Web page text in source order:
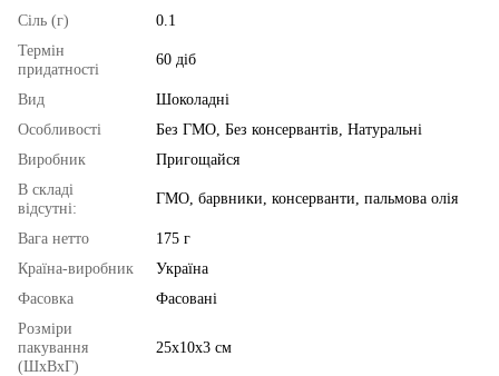
Сіль (г)
0.1
Термін
придатності
60 діб
Вид
Шоколадні
Особливості
Без ГМО, Без консервантів, Натуральні
Виробник
Пригощайся
В складі
відсутні:
ГМО, барвники, консерванти, пальмова олія
Вага нетто
175 г
Країна-виробник
Україна
Фасовка
Фасовані
Розміри
пакування
(ШхВхГ)
25х10х3 см